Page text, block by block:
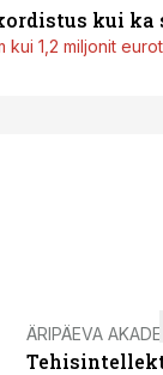
kui ka
kui 1,2 miljonit eurot
ÄRIPÄEVA